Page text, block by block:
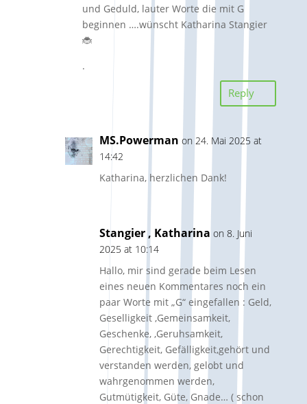
und Geduld, lauter Worte die mit G
beginnen ….wünscht Katharina Stangier
🐞
.
Reply
MS.Powerman on 24. Mai 2025 at
14:42
Katharina, herzlichen Dank!
Stangier , Katharina on 8. Juni
2025 at 10:14
Hallo, mir sind gerade beim Lesen
eines neuen Kommentares noch ein
paar Worte mit „G“ eingefallen : Geld,
Geselligkeit ,Gemeinsamkeit,
Geschenke, ,Geruhsamkeit,
Gerechtigkeit, Gefälligkeit,gehört und
verstanden werden, gelobt und
wahrgenommen werden,
Gutmütigkeit, Güte, Gnade… ( schon